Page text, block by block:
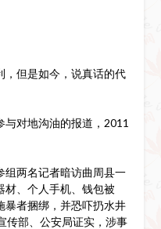
，但是如今，说真话的代
对地沟油的报道，2011
组两名记者暗访曲周县一
材、个人手机、钱包被
暴者捆绑，并恐吓扔水井
传部、公安局证实，涉事